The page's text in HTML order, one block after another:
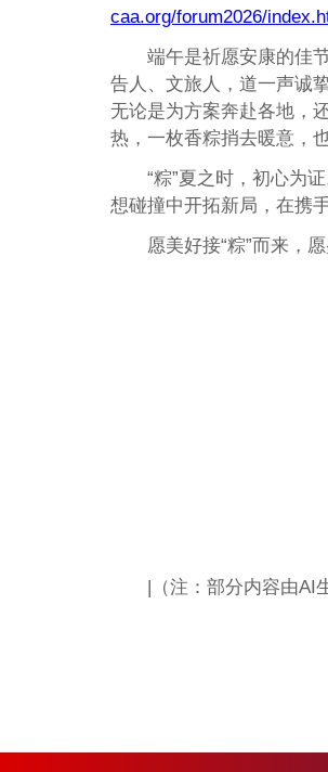
caa.org/forum2026/
端午是祈愿安康的佳
告人、文旅人，道一声诚
无论是为方案奔赴各地，
热，一枚香粽捎去暖意，
“粽”夏之时，初心为
想碰撞中开拓新局，在携
愿美好接“粽”而来，
|（注：部分内容由AI